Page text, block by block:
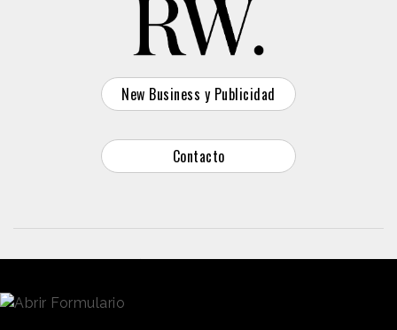
New Business y Publicidad
Contacto
Dirección: Calle Antonio Pirala 29. Madrid, 28017